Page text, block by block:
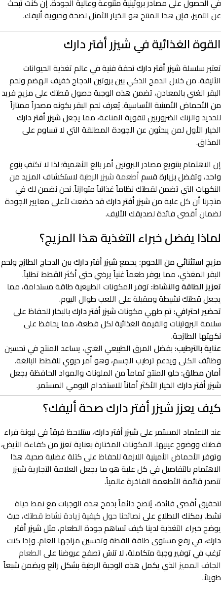
في الحصول على مصادر بروتينية متنوعة وعالية الجودة. إن كنت تبحث
عن التميز، فإن هذا المنتج هو الخيار الأمثل لصحة وحيوية أليفك.
القوة الغذائية في شيزر أفتر دارك
تعتبر سلسلةشيزر أفتر داركتحفة فنية في عالم تغذية الحيوانات
الأليفة. من خلال الدمج الذكي بين بروتين الدجاج خفيف الهضم ولحم
البقر الغني بالمعادن، تضمن هذه الوجبة حصول قطتك على مزيج فريد
من الأحماض الأمينية الأساسية. يُعرف لحم البقر بكونه مصدراً ممتازاً
للحديد والزنك الضروريين لتقوية المناعة، مما يجعلشيزر أفتر دارك
الخيار الأول لمن يبحثون عن الجودة المطلقة التي لا تساوم على
المذاق.
إن الاهتمام بتنويع مصادر البروتين أمر بالغ الأهمية؛ لذا لا تكتفِ بنوع
واحد، وتفضل بزيارة قسمأطعمة شيزر الرطبةلاستكشاف المزيد من
النكهات التي تضمن لقطتك نظاماً غذائياً متوازناً. نحن نضمن لك في
متجرنا أن كل علبة منشيزر أفتر داركقد خضعت لأعلى معايير الجودة
لضمان أقصى فائدة لصديقك الأليف.
لماذا يفضل خبراء التغذية هذا المزيج؟
مزيج استثنائي من اللحوم: يجمعشيزر أفتر داركبين الدجاج الطازج ولحم
البقر المغذي، مما يوفر طعماً غنياً يرضي حتى أكثر القطط تطلباً.
تعزيز الطاقة والنشاط: توفر المكونات الطبيعية طاقة مستدامة، مما
يجعل قطتك نشيطة ومقبلة على اللعب طوال اليوم.
تحضير احترافي: تم طهي مكوناتشيزر أفتر داركبالبخار للحفاظ على
سلامة البروتينات والقيمة الغذائية لكل قطعة، مما يحافظ على
نكهتها الطازجة.
عناية بالترطيب: بفضل المرق الطبيعي الغني، يساعد المنتج في تحسين
وظائف الكلى ويدعم ترطيب الجسم، وهو أمر حيوي للقطط البالغة.
أمان مطلق: خلو المنتج تماماً من الملونات والمواد الحافظة يجعل
شيزر أفتر دارك الخيار الأكثر أماناً للاستخدام اليومي المستمر.
كيف يعزز شيزر أفتر دارك صحة أليفك؟
عند الاعتماد المستمر علىشيزر أفتر دارك، ستلاحظ فرقاً في ليونة فراء
قطتك ووضوح عينيها. المكونات المختارة بعناية تعزز من كفاءة الأيض،
وتوفر الأحماض الأمينية اللازمة للحفاظ على كتلة عضلية صحية. هذا
الاهتمام بالتفاصيل في كل علبة هو ما يجعل العلامة التجارية شيزر
تتصدر قائمة الأطعمة الفاخرة عالمياً.
لتحقيق أقصى فائدة، يُنصح دائماً بدمج هذه الوجبات مع نمط حياة
نشط. يمكنك الاطلاع علىنصائحنا حول كيفية زيادة نشاط قطتك، حيث
يوضح خبراء التغذية لدينا كيف تساهم جودة الطعام، مثلشيزر أفتر
دارك، في رفع مستوى طاقة القطة وتحسين مزاجها العام. وإذا كنت
ترغب في توفير وجبة متكاملة، لا تنسَ تصفح عروضنا على الطعام
الجاف المميزالذي يكمل هذه الوجبة الرطبة بشكل رائع ويضمن شبعاً
طويلاً.